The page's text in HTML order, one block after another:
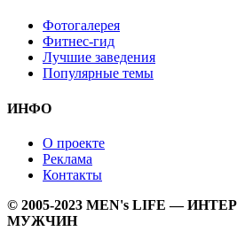
Фотогалерея
Фитнес-гид
Лучшие заведения
Популярные темы
ИНФО
О проекте
Реклама
Контакты
© 2005-2023 MEN's LIFE —
МУЖЧИН